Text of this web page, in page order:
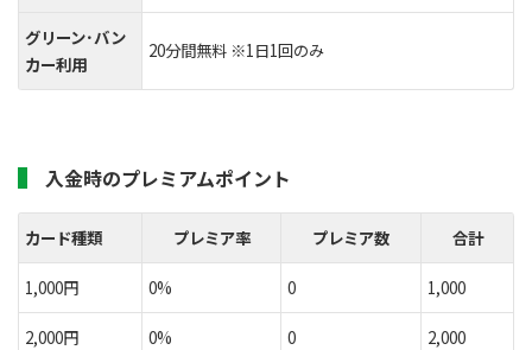
グリーン･バン
カー利用
20分間無料 ※1日1回のみ
入金時のプレミアムポイント
カード種類 プレミア率 プレミア数 合計
1,000円 0% 0 1,000
2,000円 0% 0 2,000